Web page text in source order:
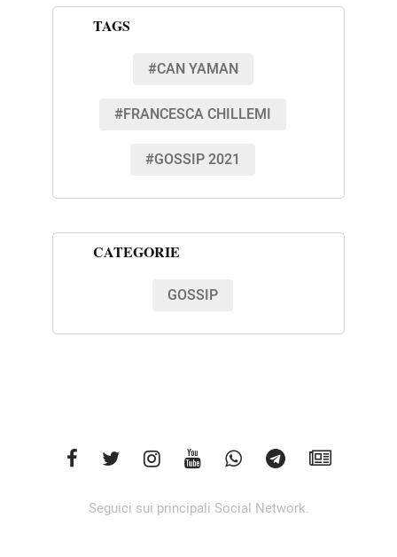
TAGS
#CAN YAMAN
#FRANCESCA CHILLEMI
#GOSSIP 2021
CATEGORIE
GOSSIP
Seguici sui principali Social Network.